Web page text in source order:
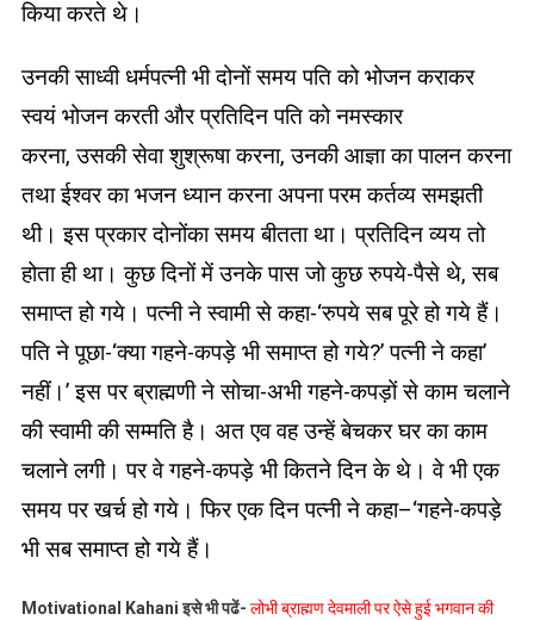
किया करते थे।
उनकी साध्वी धर्मपत्नी भी दोनों समय पति को भोजन कराकर
स्वयं भोजन करती और प्रतिदिन पति को नमस्कार
करना, उसकी सेवा शुश्रूषा करना, उनकी आज्ञा का पालन करना
तथा ईश्वर का भजन ध्यान करना अपना परम कर्तव्य समझती
थी। इस प्रकार दोनोंका समय बीतता था। प्रतिदिन व्यय तो
होता ही था। कुछ दिनों में उनके पास जो कुछ रुपये-पैसे थे, सब
समाप्त हो गये। पत्नी ने स्वामी से कहा-‘रुपये सब पूरे हो गये हैं।
पति ने पूछा-‘क्या गहने-कपड़े भी समाप्त हो गये?’ पत्नी ने कहा’
नहीं।’ इस पर ब्राह्मणी ने सोचा-अभी गहने-कपड़ों से काम चलाने
की स्वामी की सम्मति है। अत एव वह उन्हें बेचकर घर का काम
चलाने लगी। पर वे गहने-कपड़े भी कितने दिन के थे। वे भी एक
समय पर खर्च हो गये। फिर एक दिन पत्नी ने कहा–‘गहने-कपड़े
भी सब समाप्त हो गये हैं।
Motivational Kahani इसे भी पढें- लोभी ब्राह्मण देवमाली पर ऐसे हुई भगवान की